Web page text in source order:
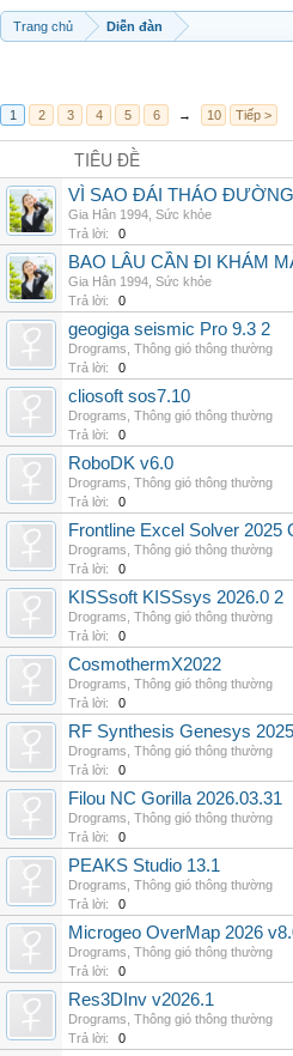
Trang chủ Diễn đàn
1 2 3 4 5 6 → 10 Tiếp >
TIÊU ĐỀ
VÌ SAO ĐÁI THÁO
Gia Hân 1994 Sức khỏe
Trả lời:
0
BAO LÂU CẦN ĐI KHÁM
Gia Hân 1994 Sức khỏe
Trả lời:
0
geogiga seismic Pro 9.3 2
Drograms Thông gió thông thường
Trả lời:
0
cliosoft sos7.10
Drograms Thông gió thông thường
Trả lời:
0
RoboDK v6.0
Drograms Thông gió thông thường
Trả lời:
0
Frontline Excel Solver 2025
Drograms Thông gió thông thường
Trả lời:
0
KISSsoft KISSsys 2026.0 2
Drograms Thông gió thông thường
Trả lời:
0
CosmothermX2022
Drograms Thông gió thông thường
Trả lời:
0
RF Synthesis Genesys 2025
Drograms Thông gió thông thường
Trả lời:
0
Filou NC Gorilla 2026.03.31
Drograms Thông gió thông thường
Trả lời:
0
PEAKS Studio 13.1
Drograms Thông gió thông thường
Trả lời:
0
Microgeo OverMap 2026
Drograms Thông gió thông thường
Trả lời:
0
Res3DInv v2026.1
Drograms Thông gió thông thường
Trả lời:
0